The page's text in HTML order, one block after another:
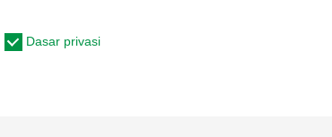
Dasar privasi